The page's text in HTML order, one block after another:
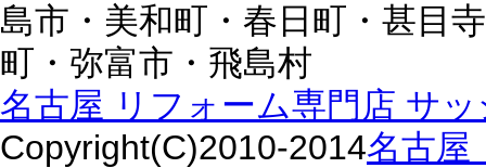
島市・美和町・春日町・甚目
町・弥富市・飛島村
名古屋 リフォーム専門店 サ
Copyright(C)2010-2014名古屋